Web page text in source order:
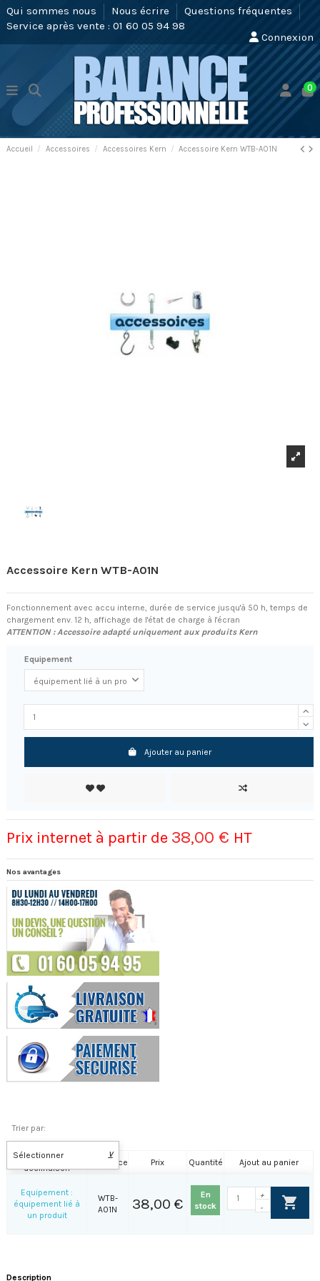
Qui sommes nous Nous écrire
Questions fréquentes
Service après vente : 01 60 05 94 98
Connexion
0
Accueil Accessoires Accessoires Kern Accessoire Kern WTB-A01N
Accessoire Kern WTB-A01N
Fonctionnement avec accu interne, durée de service jusqu'à 50 h, temps de
chargement env. 12 h, affichage de l'état de charge à l'écran
ATTENTION : Accessoire adapté uniquement aux produits Kern
Equipement
Ajouter au panier
Prix internet à partir de 38,00 € HT
Nos avantages
Trier par:
Sélectionner ⊻
Nom de la
déclinaison
Référence Prix Quantité Ajout au panier
Equipement :
équipement lié à
un produit
WTB-
A01N
38,00 €
En
stock
+
-
Description